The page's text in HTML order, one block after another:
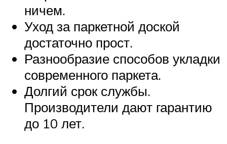
ничем.
Уход за паркетной доской
достаточно прост.
Разнообразие способов укладки
современного паркета.
Долгий срок службы.
Производители дают гарантию
до 10 лет.